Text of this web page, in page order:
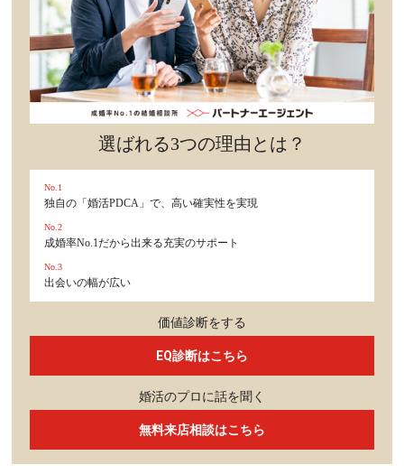
カルチャー・トレンド・芸能
驚き
選ばれる3つの理由とは？
No.1
独自の「婚活PDCA」で、高い確実性を実現
No.2
成婚率No.1だから出来る充実のサポート
No.3
出会いの幅が広い
価値診断をする
EQ診断はこちら
婚活のプロに話を聞く
無料来店相談はこちら